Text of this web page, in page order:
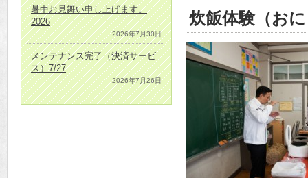
暑中お見舞い申し上げます。
2026
2026年7月30日
メンテナンス完了（決済サービ
ス）7/27
2026年7月26日
炊飯体験（お